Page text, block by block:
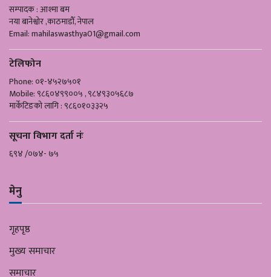
सम्पादक : आश्मा बम
नया बानेश्वोर ,काठमाडौँ, नेपाल
Email:mahilaswasthya01@gmail.com
टेलिफोन
Phone: ०१-४५२७५०१
Mobile: ९८६०४९९००५ , ९८४९३०५६८७
मार्केटिङको लागि : ९८६०१०३३२५
सूचना विभाग दर्ता नंः
६९४ /०७४- ७५
मेनु
गृहपृष्ठ
मुख्य समाचार
समाचार